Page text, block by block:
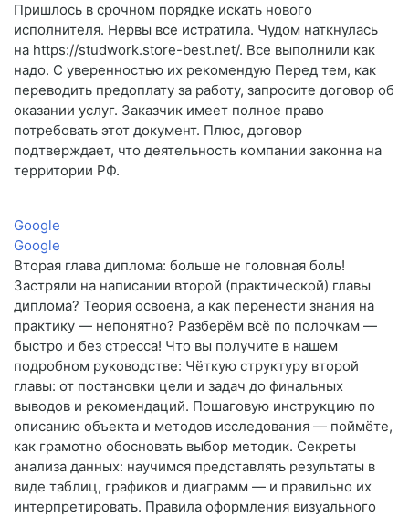
Пришлось в срочном порядке искать нового
исполнителя. Нервы все истратила. Чудом наткнулась
на https://studwork.store-best.net/. Все выполнили как
надо. С уверенностью их рекомендую Перед тем, как
переводить предоплату за работу, запросите договор об
оказании услуг. Заказчик имеет полное право
потребовать этот документ. Плюс, договор
подтверждает, что деятельность компании законна на
территории РФ.
Google
Google
Вторая глава диплома: больше не головная боль!
Застряли на написании второй (практической) главы
диплома? Теория освоена, а как перенести знания на
практику — непонятно? Разберём всё по полочкам —
быстро и без стресса! Что вы получите в нашем
подробном руководстве: Чёткую структуру второй
главы: от постановки цели и задач до финальных
выводов и рекомендаций. Пошаговую инструкцию по
описанию объекта и методов исследования — поймёте,
как грамотно обосновать выбор методик. Секреты
анализа данных: научимся представлять результаты в
виде таблиц, графиков и диаграмм — и правильно их
интерпретировать. Правила оформления визуального